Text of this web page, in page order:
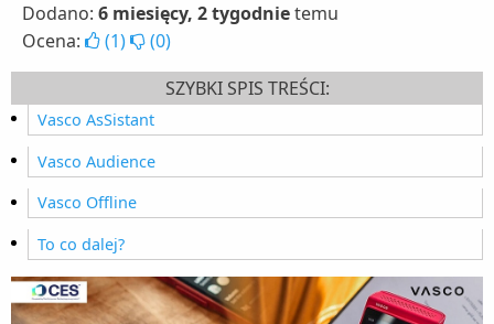
Dodano: 6 miesięcy, 2 tygodnietemu
Ocena:
(1) (0)
SZYBKI SPIS TREŚCI:
Vasco AsSistant
Vasco Audience
Vasco Offline
To co dalej?